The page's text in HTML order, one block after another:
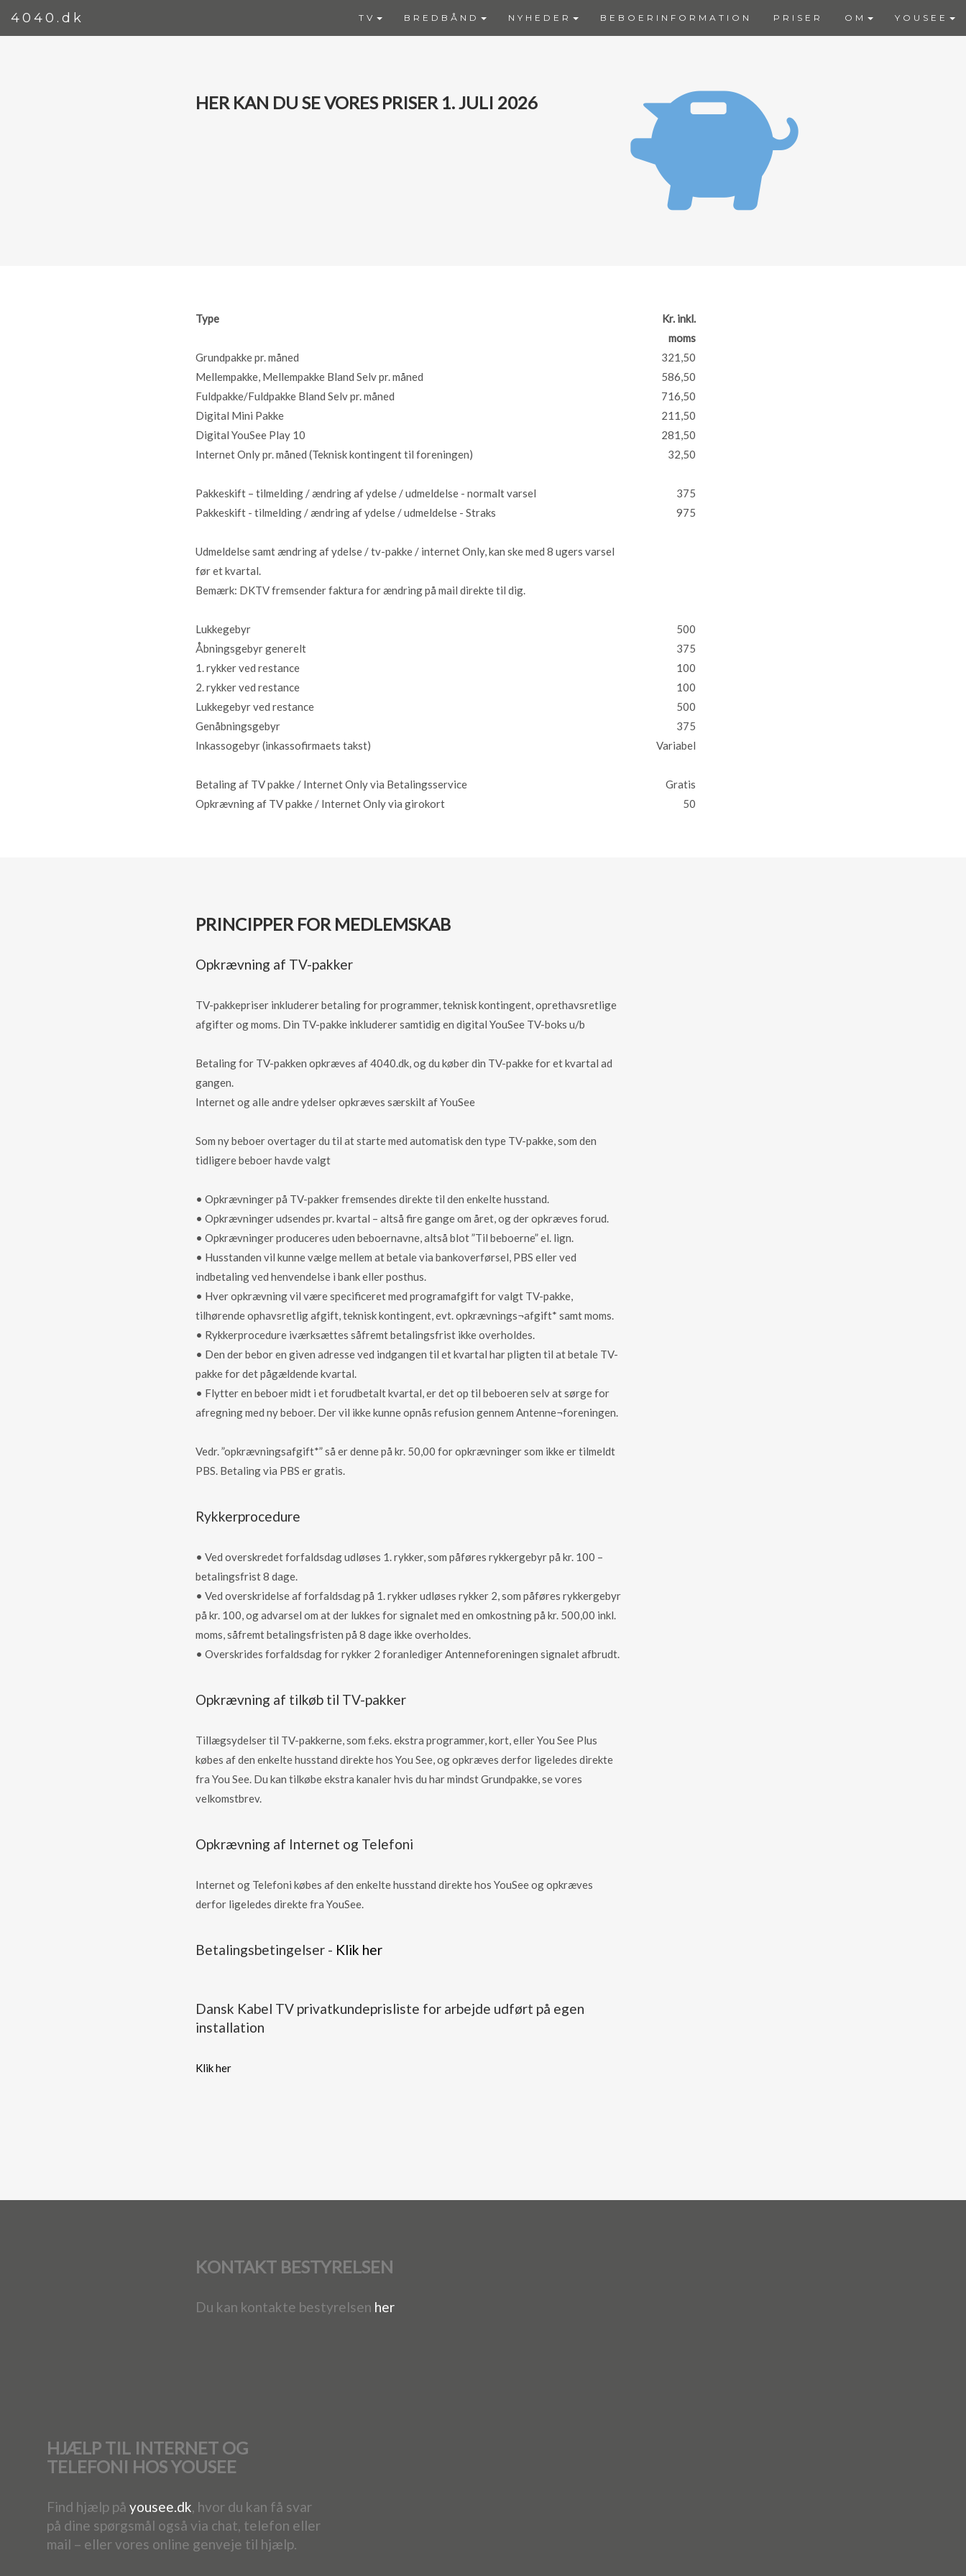
4040.dk TV BREDBÅND NYHEDER BEBOERINFORMATION PRISER OM YOUSEE
HER KAN DU SE VORES PRISER 1. JULI 2026
Type
Kr. inkl.
moms
Grundpakke pr. måned
321,50
Mellempakke, Mellempakke Bland Selv pr. måned
586,50
Fuldpakke/Fuldpakke Bland Selv pr. måned
716,50
Digital Mini Pakke
211,50
Digital YouSee Play 10
281,50
Internet Only pr. måned (Teknisk kontingent til foreningen)
32,50
Pakkeskift – tilmelding / ændring af ydelse / udmeldelse - normalt varsel
375
Pakkeskift - tilmelding / ændring af ydelse / udmeldelse - Straks
975
Udmeldelse samt ændring af ydelse / tv-pakke / internet Only, kan ske med 8 ugers varsel
før et kvartal.
Bemærk: DKTV fremsender faktura for ændring på mail direkte til dig.
Lukkegebyr
500
Åbningsgebyr generelt
375
1. rykker ved restance
100
2. rykker ved restance
100
Lukkegebyr ved restance
500
Genåbningsgebyr
375
Inkassogebyr (inkassofirmaets takst)
Variabel
Betaling af TV pakke / Internet Only via Betalingsservice
Gratis
Opkrævning af TV pakke / Internet Only via girokort
50
PRINCIPPER FOR MEDLEMSKAB
Opkrævning af TV-pakker
TV-pakkepriser inkluderer betaling for programmer, teknisk kontingent, oprethavsretlige
afgifter og moms. Din TV-pakke inkluderer samtidig en digital YouSee TV-boks u/b
Betaling for TV-pakken opkræves af 4040.dk, og du køber din TV-pakke for et kvartal ad
gangen.
Internet og alle andre ydelser opkræves særskilt af YouSee
Som ny beboer overtager du til at starte med automatisk den type TV-pakke, som den
tidligere beboer havde valgt
• Opkrævninger på TV-pakker fremsendes direkte til den enkelte husstand.
• Opkrævninger udsendes pr. kvartal – altså fire gange om året, og der opkræves forud.
• Opkrævninger produceres uden beboernavne, altså blot ”Til beboerne” el. lign.
• Husstanden vil kunne vælge mellem at betale via bankoverførsel, PBS eller ved
indbetaling ved henvendelse i bank eller posthus.
• Hver opkrævning vil være specificeret med programafgift for valgt TV-pakke,
tilhørende ophavsretlig afgift, teknisk kontingent, evt. opkrævnings¬afgift* samt moms.
• Rykkerprocedure iværksættes såfremt betalingsfrist ikke overholdes.
• Den der bebor en given adresse ved indgangen til et kvartal har pligten til at betale TV-
pakke for det pågældende kvartal.
• Flytter en beboer midt i et forudbetalt kvartal, er det op til beboeren selv at sørge for
afregning med ny beboer. Der vil ikke kunne opnås refusion gennem Antenne¬foreningen.
Vedr. ”opkrævningsafgift*” så er denne på kr. 50,00 for opkrævninger som ikke er tilmeldt
PBS. Betaling via PBS er gratis.
Rykkerprocedure
• Ved overskredet forfaldsdag udløses 1. rykker, som påføres rykkergebyr på kr. 100 –
betalingsfrist 8 dage.
• Ved overskridelse af forfaldsdag på 1. rykker udløses rykker 2, som påføres rykkergebyr
på kr. 100, og advarsel om at der lukkes for signalet med en omkostning på kr. 500,00 inkl.
moms, såfremt betalingsfristen på 8 dage ikke overholdes.
• Overskrides forfaldsdag for rykker 2 foranlediger Antenneforeningen signalet afbrudt.
Opkrævning af tilkøb til TV-pakker
Tillægsydelser til TV-pakkerne, som f.eks. ekstra programmer, kort, eller You See Plus
købes af den enkelte husstand direkte hos You See, og opkræves derfor ligeledes direkte
fra You See. Du kan tilkøbe ekstra kanaler hvis du har mindst Grundpakke, se vores
velkomstbrev.
Opkrævning af Internet og Telefoni
Internet og Telefoni købes af den enkelte husstand direkte hos YouSee og opkræves
derfor ligeledes direkte fra YouSee.
Betalingsbetingelser - Klik her
Dansk Kabel TV privatkundeprisliste for arbejde udført på egen
installation
Klik her
KONTAKT BESTYRELSEN
Du kan kontakte bestyrelsen her
HJÆLP TIL INTERNET OG
TELEFONI HOS YOUSEE
Find hjælp på yousee.dk, hvor du kan få svar
på dine spørgsmål også via chat, telefon eller
mail – eller vores online genveje til hjælp.